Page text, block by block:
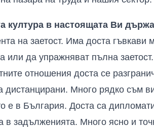
култура в настоящата Ви
на заетост. Има доста гъвкави
или да упражняват пълна заетост.
отношения доста се
дистанцирани. Много рядко съм
е в България. Доста са
задълженията. Много ясно и